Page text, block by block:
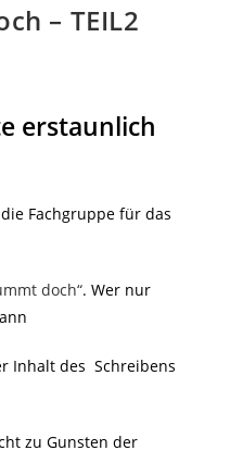
– TEIL2
erstaunlich
Fachgruppe für das
doch“. Wer nur
Inhalt des Schreibens
zu Gunsten der